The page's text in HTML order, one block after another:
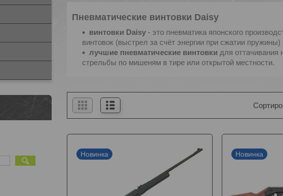
Пневматические винтовки Daisy
винтовки Daisy - это пневматика японского
винтовок (выстрел за счёт энергии при сжатии пружины)
лучшие пневматические винтовки для оттачивания
стрельбы по мишеням в тире или открытой местности.
Новинка Новинка